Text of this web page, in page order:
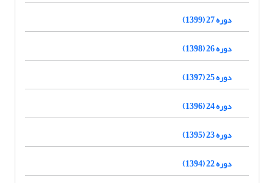
دوره 27 (1399)
دوره 26 (1398)
دوره 25 (1397)
دوره 24 (1396)
دوره 23 (1395)
دوره 22 (1394)